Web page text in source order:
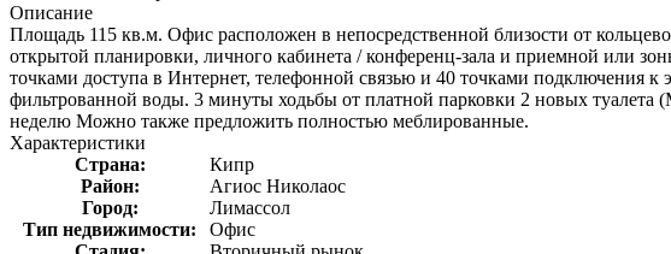
Описание
Площадь 115 кв.м. Офис расположен в непосредственной близости от
открытой планировки, личного кабинета / конференц-зала и приемной или
точками доступа в Интернет, телефонной связью и 40 точками подключения
фильтрованной воды. 3 минуты ходьбы от платной парковки 2 новых
неделю Можно также предложить полностью меблированные.
Характеристики
Страна:
Кипр
Район:
Агиос Николаос
Город:
Лимассол
Тип недвижимости:
Офис